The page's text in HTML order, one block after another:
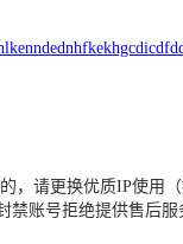
，请更换优质IP使用（
禁账号拒绝提供售后服